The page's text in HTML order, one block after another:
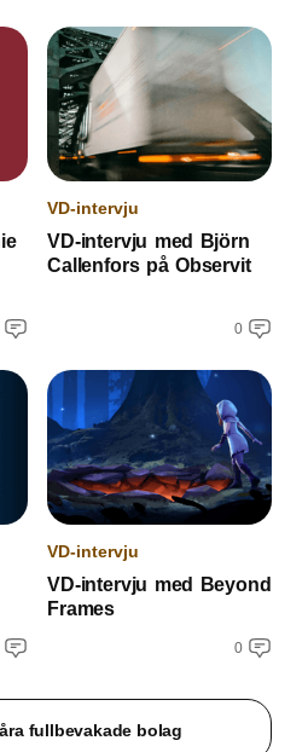
VD-intervju
VD-intervju med Björn
Callenfors på Observit
0
VD-intervju
VD-intervju med Beyond
Frames
0
fullbevakade bolag